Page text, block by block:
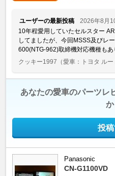
ユーザーの最新投稿
2026年8月
10年程愛用していたセルスター
してましたが、今回MSSS及びレ
600(NTG-962)取締機対応機種もあ
クッキー1997 （愛車：トヨタ ルー
あなたの愛車のパーツレ
か
投
Panasonic
CN-G1100VD